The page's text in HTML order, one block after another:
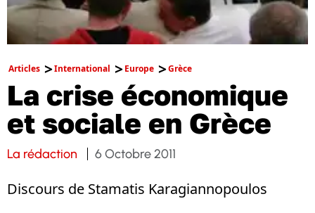
Articles International Europe Grèce
La crise économique
et sociale en Grèce
La rédaction 6 Octobre 2011
Discours de Stamatis Karagiannopoulos